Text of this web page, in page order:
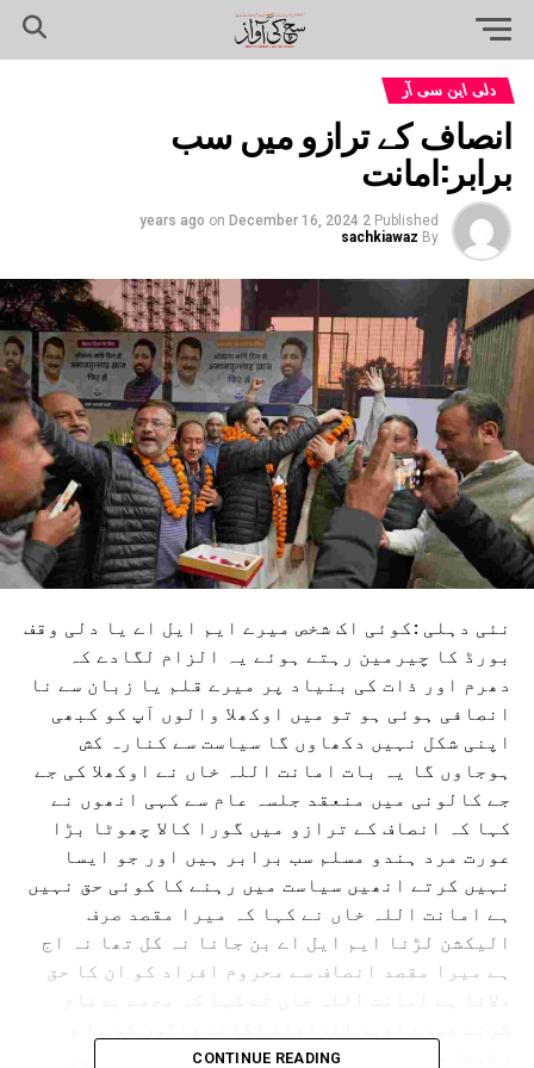
دلی این سی آر
انصاف کے ترازو میں سب
برابر:امانت
Published
2 years ago
on December 16, 2024
By
sachkiawaz
نئی دہلی :کوئی اک شخص میرے ایم ایل اے یا دلی وقف
بورڈ کا چیرمین رہتے ہوئے یہ الزام لگادے کہ
دھرم اور ذات کی بنیاد پر میرے قلم یا زبان سے نا
انصافی ہوئی ہو تو میں اوکھلا والوں آپ کو کبھی
اپنی شکل نہیں دکھاوں گا سیاست سے کنارہ کش
ہوجاوں گا یہ بات امانت اللہ خاں نے اوکھلا کی جے
جے کالونی میں منعقد جلسہ عام سے کہی انھوں نے
کہا کہ انصاف کے ترازو میں گورا کالا چھوٹا بڑا
عورت مرد ہندو مسلم سب برابر ہیں اور جو ایسا
نہیں کرتے انھیں سیاست میں رہنے کا کوئی حق نہیں
ہے امانت اللہ خاں نے کہا کہ میرا مقصد صرف
الیکشن لڑنا ایم ایل اے بن جانا نہ کل تھا نہ اج
ہے میرا مقصد انصاف سے محروم افراد کو ان کا حق
دلانا ہے امانت اللہ خاں نے کہا کہ مجھے بدنام
رکھنا چاہیے کہ عزت ذلت کے فیصلے اسمانوں پر
CONTINUE READING